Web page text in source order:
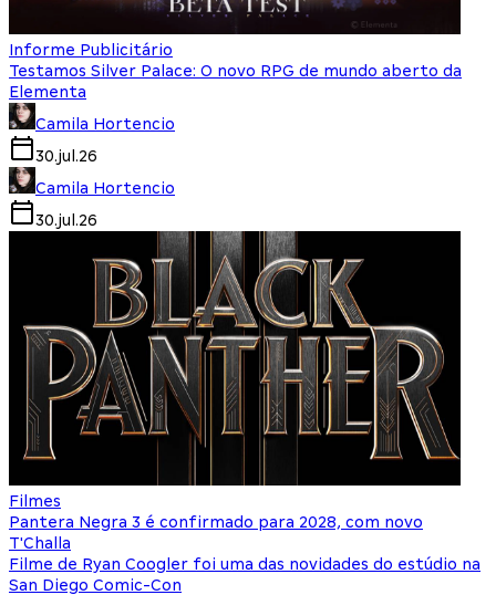
Informe Publicitário
Testamos Silver Palace: O novo RPG de mundo aberto da
Elementa
Camila Hortencio
30.jul.26
Camila Hortencio
30.jul.26
Filmes
Pantera Negra 3 é confirmado para 2028, com novo
T'Challa
Filme de Ryan Coogler foi uma das novidades do estúdio na
San Diego Comic-Con